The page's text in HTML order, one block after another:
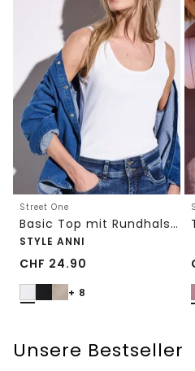
Street One
Basic Top mit Rundhals in Unifarbe
STYLE ANNI
CHF 24.90
+ 8
Unsere Bestseller